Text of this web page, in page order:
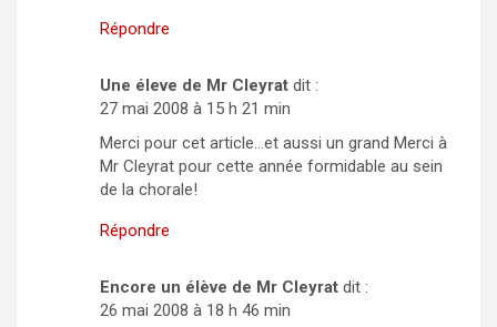
Répondre
Une éleve de Mr Cleyrat dit :
27 mai 2008 à 15 h 21 min
Merci pour cet article…et aussi un grand Merci à
Mr Cleyrat pour cette année formidable au sein
de la chorale!
Répondre
Encore un élève de Mr Cleyrat dit :
26 mai 2008 à 18 h 46 min